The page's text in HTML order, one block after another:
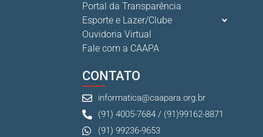
Portal da Transparência
Esporte e Lazer/Clube
Ouvidoria Virtual
Fale com a CAAPA
CONTATO
informatica@caapara.org.br
(91) 4005-7684 / (91)99162-8871
(91) 99236-9653